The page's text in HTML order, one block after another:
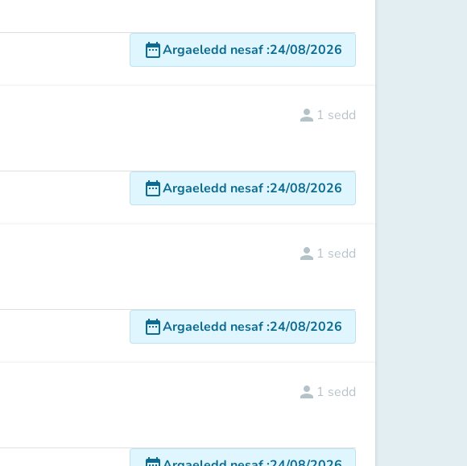
date_rangeArgaeledd nesaf:24/08/2026
person 1 sedd
date_rangeArgaeledd nesaf:24/08/2026
person 1 sedd
date_rangeArgaeledd nesaf:24/08/2026
person 1 sedd